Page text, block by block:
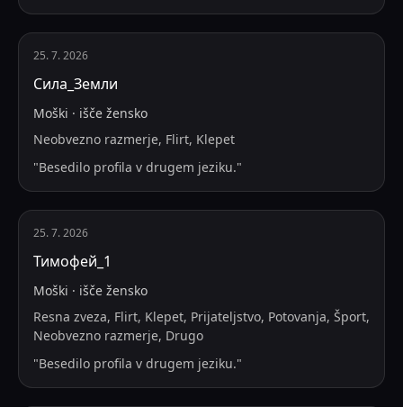
25. 7. 2026
Сила_Земли
Moški · išče žensko
Neobvezno razmerje, Flirt, Klepet
"Besedilo profila v drugem jeziku."
25. 7. 2026
Тимофей_1
Moški · išče žensko
Resna zveza, Flirt, Klepet, Prijateljstvo, Potovanja, Šport,
Neobvezno razmerje, Drugo
"Besedilo profila v drugem jeziku."